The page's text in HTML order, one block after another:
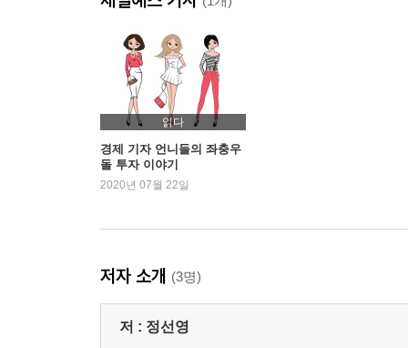
[더 알아보기] VIX란 무엇인가?
2장 언니들의 속 쓰린 외환투자 이야기
나는 왜 유로화를 사지 못했나?
[더 알아보기] 유로-달러 환율 보는 법
나는 달러예금을 어떻게 활용했나?_외화통장을 요
[더 알아보기] 외화예금통장, 어떻게 만들고 활용할
[더 알아보기] 외화예금, 외화지갑이란 무엇인가?
나는 왜 환전할 생각만 했나?_쉽게 투자할 수 있는
[더 알아보기] 투자수익과 환차익을 동시에 얻고 싶
읽다
경제 기자 언니들의 좌충우
돌 투자 이야기
2020년 07월 22일
저자 소개 (3명)
저 : 정선영